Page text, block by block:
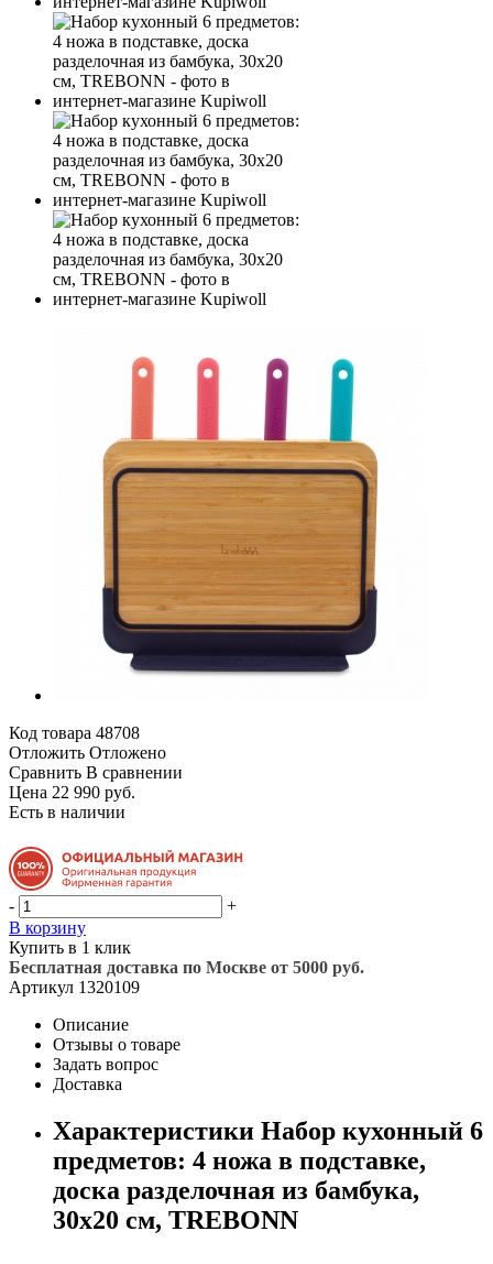
Код товара 48708
Отложить Отложено
Сравнить В сравнении
Цена 22 990 руб.
Есть в наличии
-
+
В корзину
Купить в 1 клик
Бесплатная доставка по Москве от 5000 руб.
Артикул 1320109
Описание
Отзывы о товаре
Задать вопрос
Доставка
Характеристики Набор кухонный 6
предметов: 4 ножа в подставке,
доска разделочная из бамбука,
30х20 см, TREBONN